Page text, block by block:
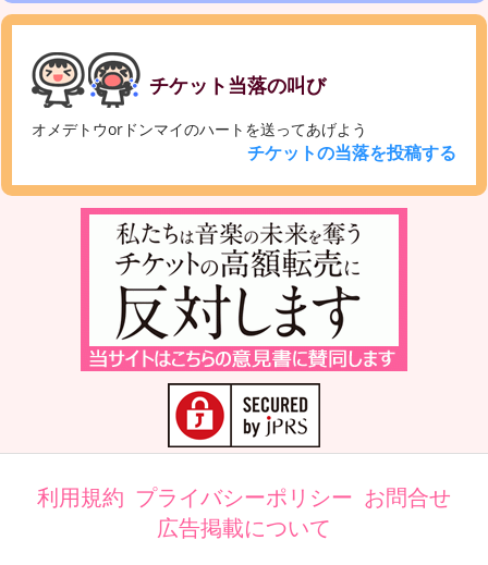
チケット当落の叫び
オメデトウorドンマイのハートを送ってあげよう
チケットの当落を投稿する
利用規約 プライバシーポリシー お問合せ
広告掲載について